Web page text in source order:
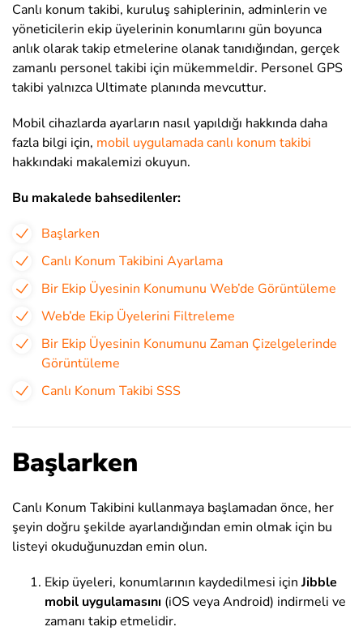
Canlı konum takibi, kuruluş sahiplerinin, adminlerin ve
yöneticilerin ekip üyelerinin konumlarını gün boyunca
anlık olarak takip etmelerine olanak tanıdığından, gerçek
zamanlı personel takibi için mükemmeldir. Personel GPS
takibi yalnızca Ultimate planında mevcuttur.
Mobil cihazlarda ayarların nasıl yapıldığı hakkında daha
fazla bilgi için, mobil uygulamada canlı konum takibi
hakkındaki makalemizi okuyun.
Bu makalede bahsedilenler:
Başlarken
Canlı Konum Takibini Ayarlama
Bir Ekip Üyesinin Konumunu Web’de Görüntüleme
Web’de Ekip Üyelerini Filtreleme
Bir Ekip Üyesinin Konumunu Zaman Çizelgelerinde
Görüntüleme
Canlı Konum Takibi SSS
Başlarken
Canlı Konum Takibini kullanmaya başlamadan önce, her
şeyin doğru şekilde ayarlandığından emin olmak için bu
listeyi okuduğunuzdan emin olun.
Ekip üyeleri, konumlarının kaydedilmesi için Jibble
mobil uygulamasını (iOS veya Android) indirmeli ve
zamanı takip etmelidir.